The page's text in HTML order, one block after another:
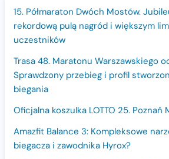
15. Półmaraton Dwóch Mostów.
rekordową pulą nagród i większym
uczestników
Trasa 48. Maratonu Warszawskiego
Sprawdzony przebieg i profil
biegania
Oficjalna koszulka LOTTO 25. Poznań
Amazfit Balance 3: Kompleksowe
biegacza i zawodnika Hyrox?